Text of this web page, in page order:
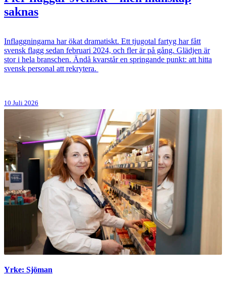
saknas
Inflaggningarna har ökat dramatiskt. Ett tjugotal fartyg har fått
svensk flagg sedan februari 2024, och fler är på gång. Glädjen är
stor i hela branschen. Ändå kvarstår en springande punkt: att hitta
svensk personal att rekrytera.
10 Juli 2026
Yrke: Sjöman